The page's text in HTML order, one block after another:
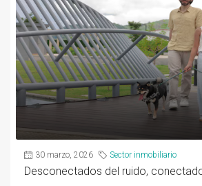
30 marzo, 2026 Sector inmobiliario
Desconectados del ruido,